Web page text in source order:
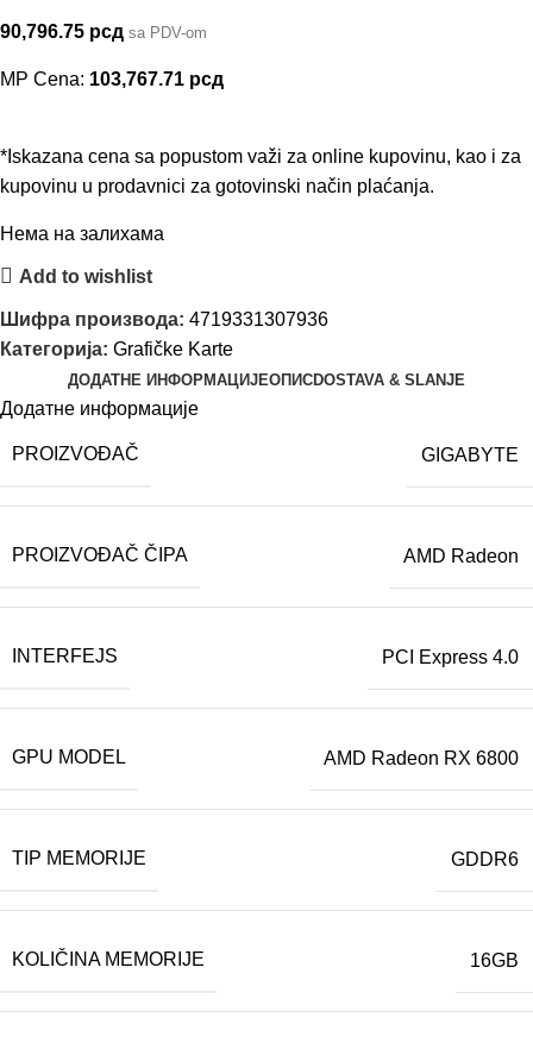
90,796.75 рсд sa PDV-om
MP Cena: 103,767.71 рсд
*Iskazana cena sa popustom važi za online kupovinu, kao i za
kupovinu u prodavnici za gotovinski način plaćanja.
Нема на залихама
Add to wishlist
Шифра производа: 4719331307936
Категорија: Grafičke Karte
ДОДАТНЕ ИНФОРМАЦИЈЕОПИСDOSTAVA & SLANJE
Додатне информације
PROIZVOĐAČ GIGABYTE
PROIZVOĐAČ ČIPA AMD Radeon
INTERFEJS PCI Express 4.0
GPU MODEL AMD Radeon RX 6800
TIP MEMORIJE GDDR6
KOLIČINA MEMORIJE 16GB